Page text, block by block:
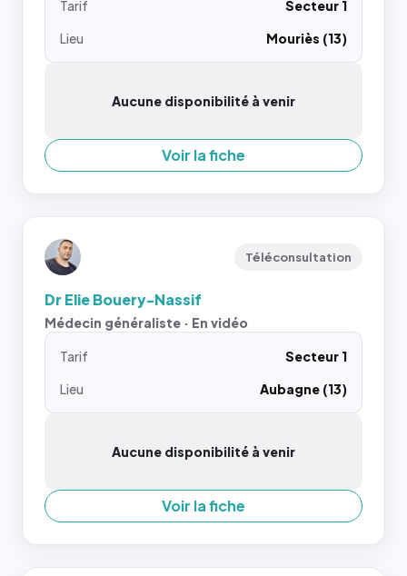
Tarif
Secteur 1
Lieu
Mouriès (13)
Aucune disponibilité à venir
Voir la fiche
Téléconsultation
Dr Elie Bouery-Nassif
Médecin généraliste · En vidéo
Tarif
Secteur 1
Lieu
Aubagne (13)
Aucune disponibilité à venir
Voir la fiche